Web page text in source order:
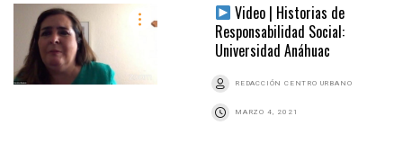
Video | Historias de
Responsabilidad Social:
Universidad Anáhuac
REDACCIÓN CENTRO URBANO
MARZO 4, 2021